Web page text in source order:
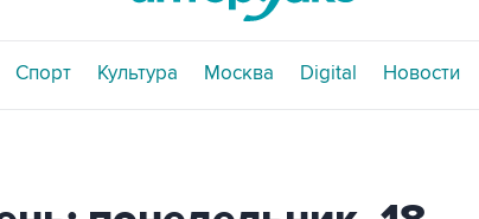
Спорт Культура Москва Digital Новости